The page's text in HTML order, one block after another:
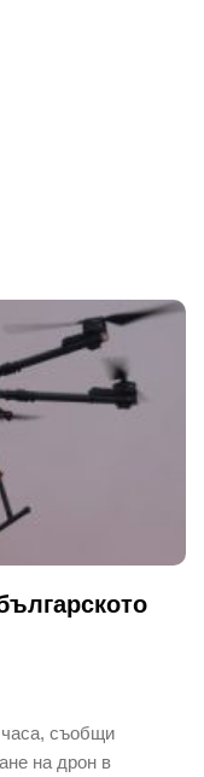
часа, съобщи
на дрон в